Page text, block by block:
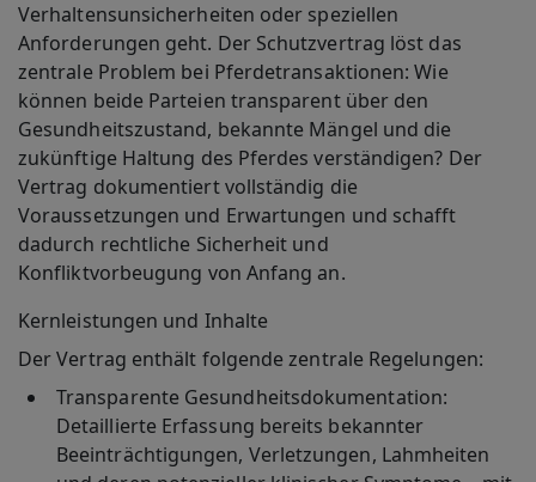
Verhaltensunsicherheiten oder speziellen
Anforderungen geht. Der Schutzvertrag löst das
zentrale Problem bei Pferdetransaktionen: Wie
können beide Parteien transparent über den
Gesundheitszustand, bekannte Mängel und die
zukünftige Haltung des Pferdes verständigen? Der
Vertrag dokumentiert vollständig die
Voraussetzungen und Erwartungen und schafft
dadurch rechtliche Sicherheit und
Konfliktvorbeugung von Anfang an.
Kernleistungen und Inhalte
Der Vertrag enthält folgende zentrale Regelungen:
Transparente Gesundheitsdokumentation:
Detaillierte Erfassung bereits bekannter
Beeinträchtigungen, Verletzungen, Lahmheiten